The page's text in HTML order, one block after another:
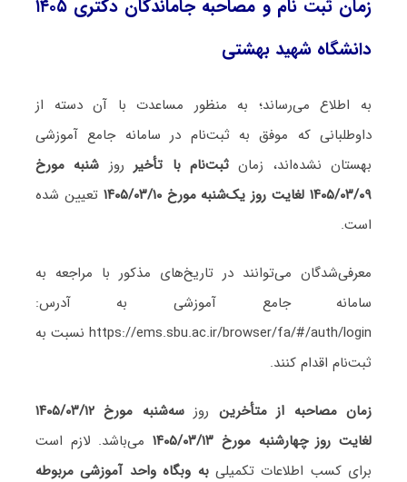
زمان ثبت نام و مصاحبه جاماندگان دکتری ۱۴۰۵
دانشگاه شهید بهشتی
به اطلاع می‌رساند؛ به منظور مساعدت با آن دسته از
داوطلبانی که موفق به ثبت‌نام در سامانه جامع آموزشی
بهستان نشده‌اند، زمانثبت‌نام با تأخیرروز شنبه مورخ
۱۴۰۵/۰۳/۰۹ لغایت روز یک‌شنبه مورخ ۱۴۰۵/۰۳/۱۰
تعیین شده
است.
معرفی‌شدگان می‌توانند در تاریخ‌های مذکور با مراجعه به
سامانه جامع آموزشی به آدرس:
https://ems.sbu.ac.ir/browser/fa/#/auth/login نسبت به
ثبت‌نام اقدام کنند.
زمان مصاحبه از متأخرین روز
سه‌شنبه مورخ ۱۴۰۵/۰۳/۱۲
لغایت روز چهارشنبه مورخ ۱۴۰۵/۰۳/۱۳
می‌باشد. لازم است
برای کسب اطلاعات تکمیلی به وبگاه واحد آموزشی مربوطه